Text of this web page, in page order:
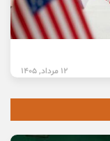
12 مرداد, 1405